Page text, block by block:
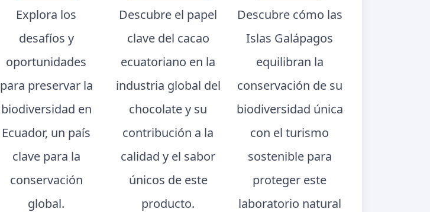
Explora los
desafíos y
oportunidades
para preservar la
biodiversidad en
Ecuador, un país
clave para la
conservación
global.
Descubre el papel
clave del cacao
ecuatoriano en la
industria global del
chocolate y su
contribución a la
calidad y el sabor
únicos de este
producto.
Descubre cómo las
Islas Galápagos
equilibran la
conservación de su
biodiversidad única
con el turismo
sostenible para
proteger este
laboratorio natural